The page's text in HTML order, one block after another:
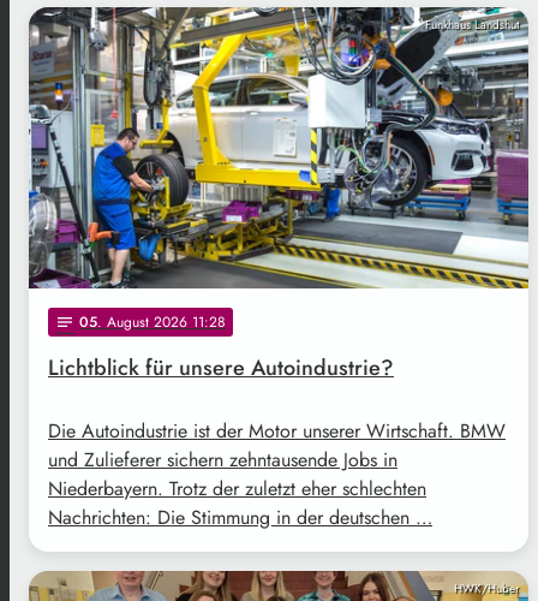
Funkhaus Landshut
notes 05. August 2026 11:28
Lichtblick für unsere Autoindustrie?
Die Autoindustrie ist der Motor unserer Wirtschaft. BMW
und Zulieferer sichern zehntausende Jobs in
Niederbayern. Trotz der zuletzt eher schlechten
Nachrichten: Die Stimmung in der deutschen …
HWK/Huber